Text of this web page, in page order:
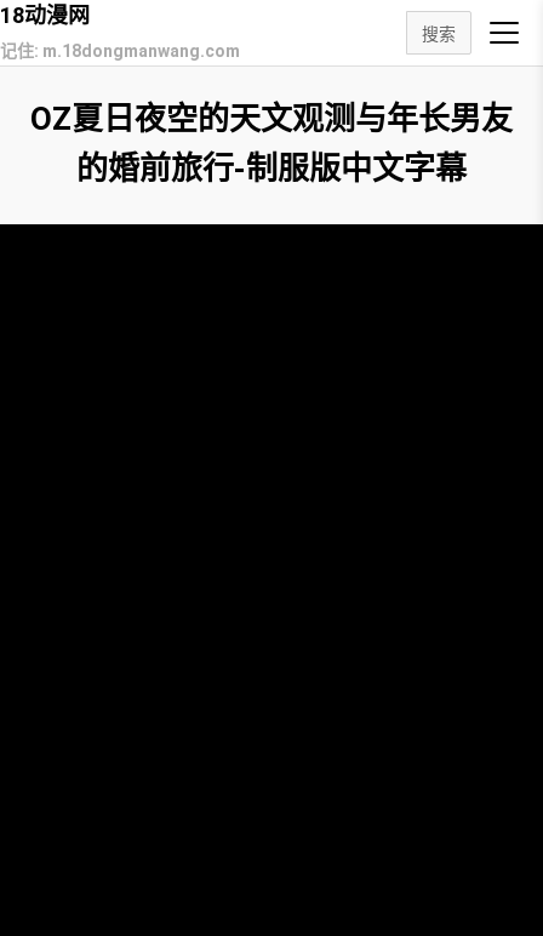
18动漫网
记住: m.18dongmanwang.com
搜索
OZ夏日夜空的天文观测与年长男友
的婚前旅行-制服版中文字幕